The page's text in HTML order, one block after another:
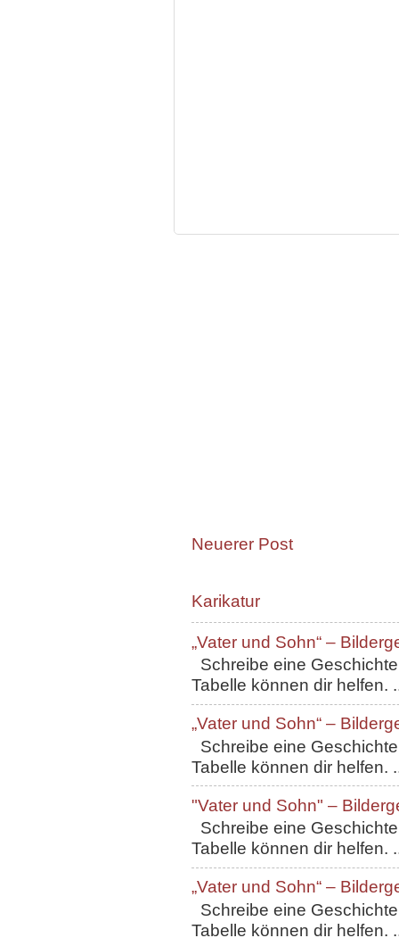
Neuerer Post
Karikatur
„Vater und Sohn“ –
Schreibe eine
Tabelle können dir helfen.
„Vater und Sohn“ –
Schreibe eine
Tabelle können dir helfen.
"Vater und Sohn" –
Schreibe eine
Tabelle können dir helfen.
„Vater und Sohn“ –
Schreibe eine
Tabelle können dir helfen.